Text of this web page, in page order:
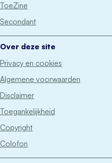
ToeZine
Secondant
Over deze site
Privacy en cookies
Algemene voorwaarden
Disclaimer
Toegankelijkheid
Copyright
Colofon